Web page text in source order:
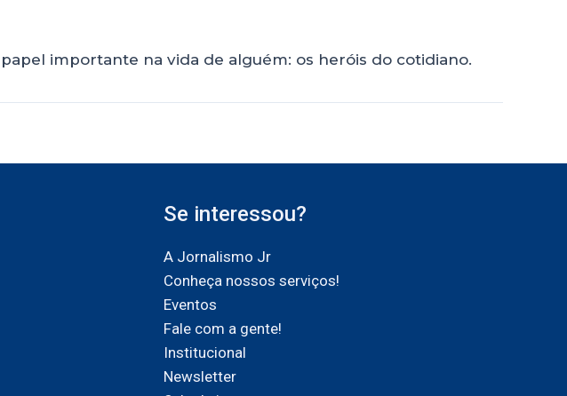
importante na vida de alguém: os heróis do cotidiano.
Se interessou?
A Jornalismo Jr
Conheça nossos serviços!
Eventos
Fale com a gente!
Institucional
Newsletter